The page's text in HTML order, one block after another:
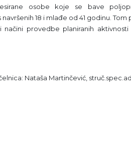
osobe koje se bave
18 i mlađe od 41 godinu. Tom
provedbe planiranih
Nataša Martinčević,